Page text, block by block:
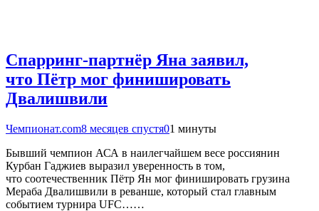
Спарринг-партнёр Яна заявил,
что Пётр мог финишировать
Двалишвили
Чемпионат.com8 месяцев спустя01 минуты
Бывший чемпион АСА в наилегчайшем весе россиянин
Курбан Гаджиев выразил уверенность в том,
что соотечественник Пётр Ян мог финишировать грузина
Мераба Двалишвили в реванше, который стал главным
событием турнира UFC……